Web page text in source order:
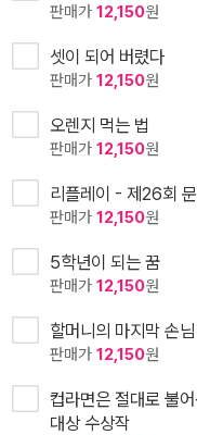
판매가 12,150원
셋이 되어 버렸다
판매가 12,150원
오렌지 먹는 법
판매가 12,150원
리플레이 - 제26회
판매가 12,150원
5학년이 되는 꿈
판매가 12,150원
할머니의 마지막 손님
판매가 12,150원
컵라면은 절대로 불
대상 수상작